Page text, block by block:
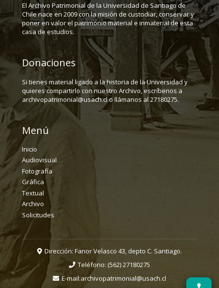
El Archivo Patrimonial de la Universidad de Santiago de
Chile nace en 2009 con la misión de custodiar, conservar y
poner en valor el patrimonio material e inmaterial de esta
casa de estudios.
Donaciones
Si tienes material ligado a la historia de la Universidad y
quieres compartirlo con nuestro Archivo, escríbenos a
archivopatrimonial@usach.cl o llámanos al 27180275.
Menú
Inicio
Audiovisual
Fotografía
Gráfica
Textual
Archivo
Solicitudes
Dirección: Fanor Velasco 43, depto C. Santiago.
Teléfono: (562) 27180275
E-mail:archivopatrimonial@usach.cl